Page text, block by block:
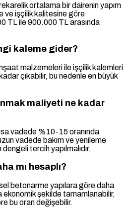
ortalama bir dairenin yapım
ve işçilik kalitesine göre
TL ile 900.000 TL arasında
kaleme gider?
malzemeleri ile işçilik kalemleri
çıkabilir, bu nedenle en büyük
maliyeti ne kadar
vadede %10-15 oranında
vadede bakım ve yenileme
tercih yapılmalıdır.
mı hesaplı?
betonarme yapılara göre daha
ekonomik şekilde tamamlanabilir,
bu oran değişebilir.